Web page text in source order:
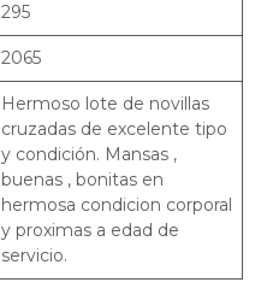
295
2065
Hermoso lote de novillas
cruzadas de excelente tipo
y condición. Mansas ,
buenas , bonitas en
hermosa condicion corporal
y proximas a edad de
servicio.